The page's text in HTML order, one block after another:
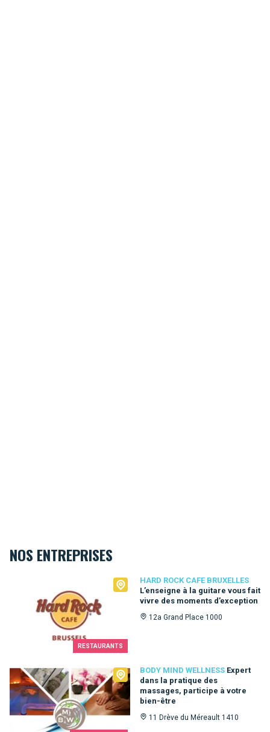
NOS ENTREPRISES
RESTAURANTS
HARD ROCK CAFE BRUXELLES
L’enseigne à la guitare vous fait
vivre des moments d’exception
12a Grand Place 1000
Hard Rock Cafe Bruxelles
BODY MIND WELLNESS Expert
dans la pratique des
massages, participe à votre
bien-être
11 Drève du Méreault 1410
Body Mind Wellness